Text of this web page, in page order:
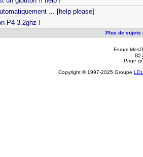
... [help please]
P4 3.2ghz !
Plus de sujets
Forum
(c)
Page
Copyright © 1997-2025 Groupe